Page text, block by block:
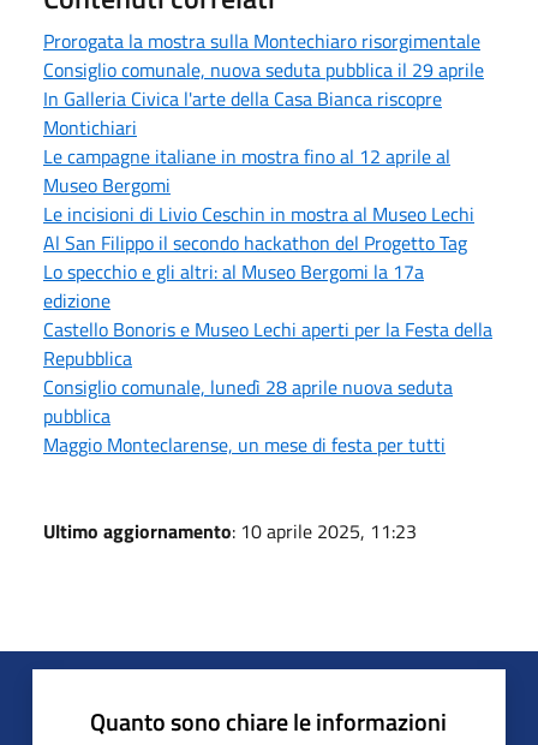
Prorogata la mostra sulla Montechiaro risorgimentale
Consiglio comunale, nuova seduta pubblica il 29 aprile
In Galleria Civica l'arte della Casa Bianca riscopre
Montichiari
Le campagne italiane in mostra fino al 12 aprile al
Museo Bergomi
Le incisioni di Livio Ceschin in mostra al Museo Lechi
Al San Filippo il secondo hackathon del Progetto Tag
Lo specchio e gli altri: al Museo Bergomi la 17a
edizione
Castello Bonoris e Museo Lechi aperti per la Festa della
Repubblica
Consiglio comunale, lunedì 28 aprile nuova seduta
pubblica
Maggio Monteclarense, un mese di festa per tutti
Ultimo aggiornamento: 10 aprile 2025, 11:23
Quanto sono chiare le informazioni